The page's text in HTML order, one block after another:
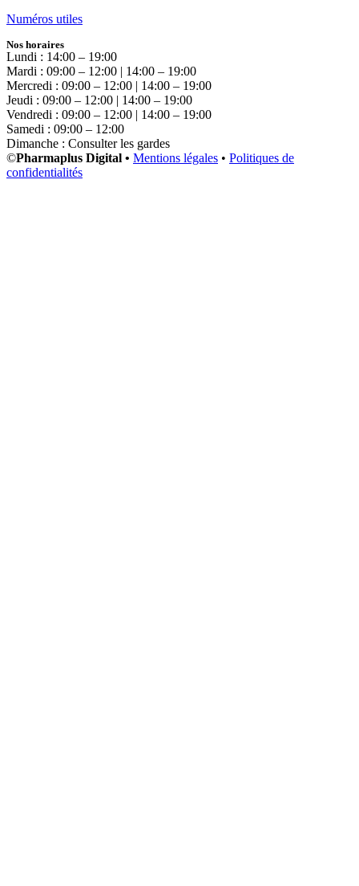
Numéros utiles
Nos horaires
Lundi : 14:00 – 19:00
Mardi : 09:00 – 12:00 | 14:00 – 19:00
Mercredi : 09:00 – 12:00 | 14:00 – 19:00
Jeudi : 09:00 – 12:00 | 14:00 – 19:00
Vendredi : 09:00 – 12:00 | 14:00 – 19:00
Samedi : 09:00 – 12:00
Dimanche : Consulter les gardes
©Pharmaplus Digital • Mentions légales • Politiques de
confidentialités